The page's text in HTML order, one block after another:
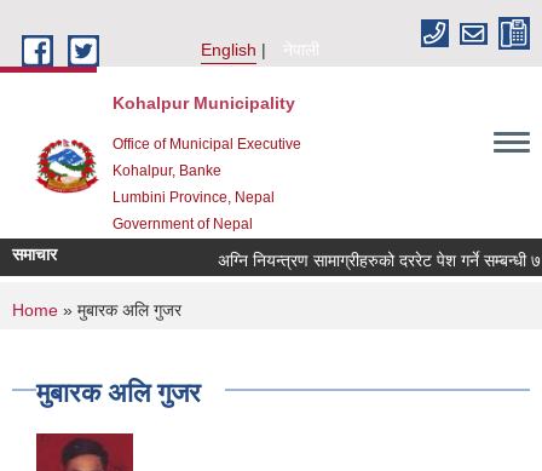
English
नेपाली
Kohalpur Municipality
Office of Municipal Executive
Kohalpur, Banke
Lumbini Province, Nepal
Government of Nepal
समाचार
You are here
Home » मुबारक अलि गुजर
मुबारक अलि गुजर